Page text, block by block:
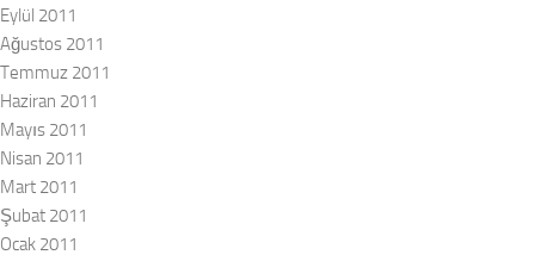
Eylül 2011
Ağustos 2011
Temmuz 2011
Haziran 2011
Mayıs 2011
Nisan 2011
Mart 2011
Şubat 2011
Ocak 2011